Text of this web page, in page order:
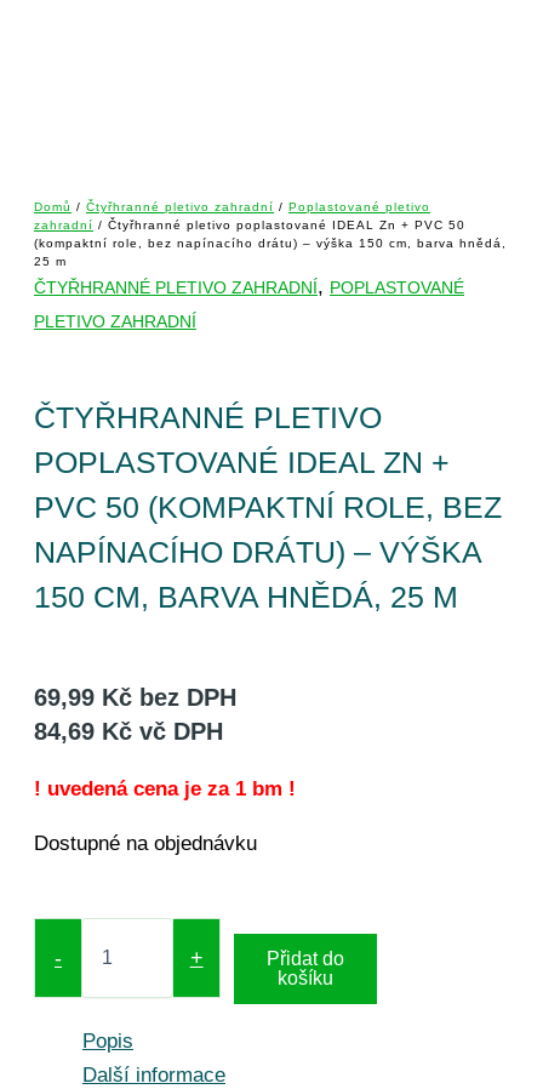
Domů / Čtyřhranné pletivo zahradní / Poplastované pletivo
zahradní / Čtyřhranné pletivo poplastované IDEAL Zn + PVC 50
(kompaktní role, bez napínacího drátu) – výška 150 cm, barva hnědá,
25 m
ČTYŘHRANNÉ PLETIVO ZAHRADNÍ, POPLASTOVANÉ
PLETIVO ZAHRADNÍ
ČTYŘHRANNÉ PLETIVO
POPLASTOVANÉ IDEAL ZN +
PVC 50 (KOMPAKTNÍ ROLE, BEZ
NAPÍNACÍHO DRÁTU) – VÝŠKA
150 CM, BARVA HNĚDÁ, 25 M
69,99 Kč bez DPH
84,69 Kč vč DPH
! uvedená cena je za 1 bm !
Dostupné na objednávku
- +
Přidat do
košíku
Popis
Další informace